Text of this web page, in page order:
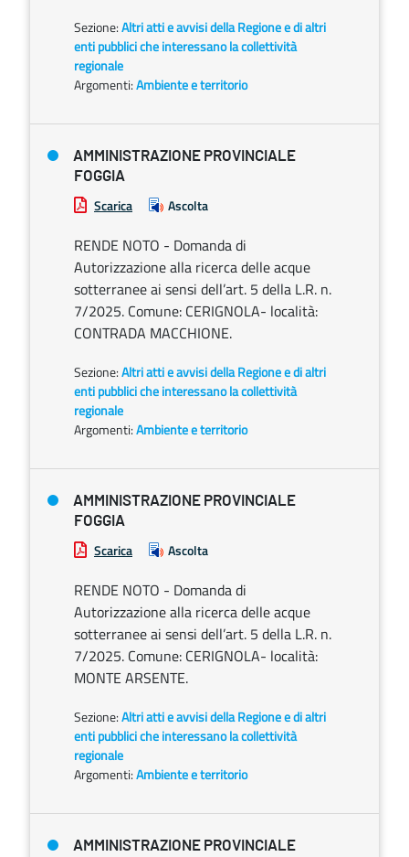
Sezione:Altri atti e avvisi della Regione e di altri
enti pubblici che interessano la collettività
regionale
Argomenti:Ambiente e territorio
AMMINISTRAZIONE PROVINCIALE
FOGGIA
Scarica Ascolta
RENDE NOTO - Domanda di
Autorizzazione alla ricerca delle acque
sotterranee ai sensi dell’art. 5 della L.R. n.
7/2025. Comune: CERIGNOLA- località:
CONTRADA MACCHIONE.
Sezione:Altri atti e avvisi della Regione e di altri
enti pubblici che interessano la collettività
regionale
Argomenti:Ambiente e territorio
AMMINISTRAZIONE PROVINCIALE
FOGGIA
Scarica Ascolta
RENDE NOTO - Domanda di
Autorizzazione alla ricerca delle acque
sotterranee ai sensi dell’art. 5 della L.R. n.
7/2025. Comune: CERIGNOLA- località:
MONTE ARSENTE.
Sezione:Altri atti e avvisi della Regione e di altri
enti pubblici che interessano la collettività
regionale
Argomenti:Ambiente e territorio
AMMINISTRAZIONE PROVINCIALE